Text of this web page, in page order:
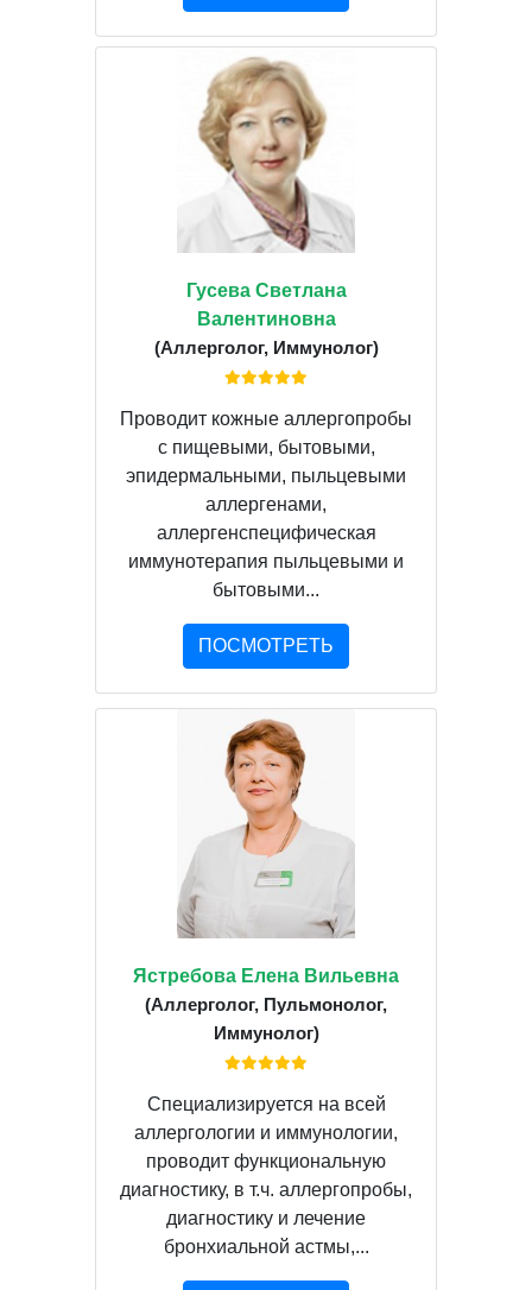
Гусева Светлана
Валентиновна
(Аллерголог, Иммунолог)
Проводит кожные аллергопробы
с пищевыми, бытовыми,
эпидермальными, пыльцевыми
аллергенами,
аллергенспецифическая
иммунотерапия пыльцевыми и
бытовыми...
ПОСМОТРЕТЬ
Ястребова Елена Вильевна
(Аллерголог, Пульмонолог,
Иммунолог)
Специализируется на всей
аллергологии и иммунологии,
проводит функциональную
диагностику, в т.ч. аллергопробы,
диагностику и лечение
бронхиальной астмы,...